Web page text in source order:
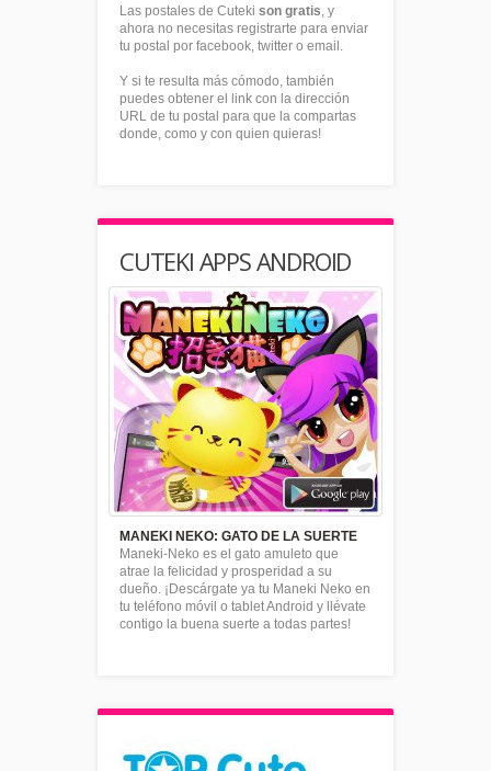
Las postales de Cuteki son gratis , y
ahora no necesitas registrarte para enviar
tu postal por facebook, twitter o email.
Y si te resulta más cómodo, también
puedes obtener el link con la dirección
URL de tu postal para que la compartas
donde, como y con quien quieras!
CUTEKI APPS ANDROID
MANEKI NEKO: GATO DE LA SUERTE
Maneki-Neko es el gato amuleto que
atrae la felicidad y prosperidad a su
dueño. ¡Descárgate ya tu Maneki Neko en
tu teléfono móvil o tablet Android y llévate
contigo la buena suerte a todas partes!